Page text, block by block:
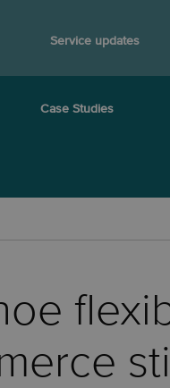
Service updates
Case Studies